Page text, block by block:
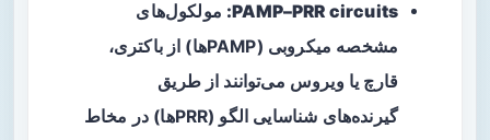
PAMP–PRR circuits: مولکول‌های
مشخصه میکروبی (PAMPها) از باکتری،
قارچ یا ویروس می‌توانند از طریق
گیرنده‌های شناسایی الگو (PRRها) در مخاط